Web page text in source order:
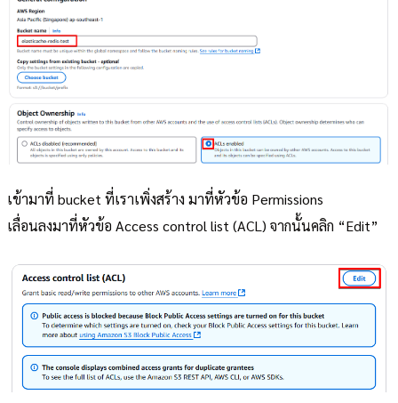
เข้ามาที่ bucket ที่เราเพิ่งสร้าง มาที่หัวข้อ Permissions
เลื่อนลงมาที่หัวข้อ Access control list (ACL) จากนั้นคลิก “Edit”